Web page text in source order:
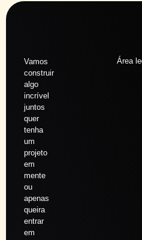
Vamos
construir
algo
incrível
juntos
quer
tenha
um
projeto
em
mente
ou
apenas
queira
entrar
em
Área